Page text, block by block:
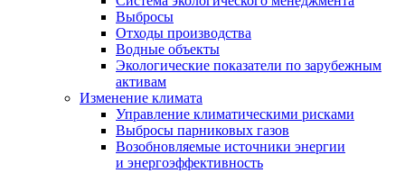
Выбросы
Отходы производства
Водные объекты
Экологические показатели по зарубежным
активам
Изменение климата
Управление климатическими рисками
Выбросы парниковых газов
Возобновляемые источники энергии
и энергоэффективность